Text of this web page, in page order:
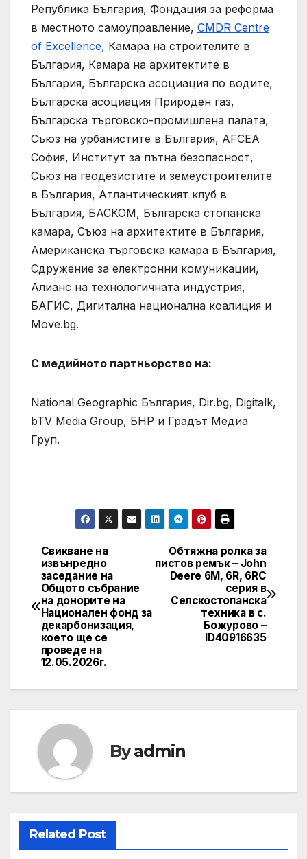
Република България, Фондация за реформа
в местното самоуправление, CMDR Centre
of Excellence, Камара на строителите в
България, Камара на архитектите в
България, Българска асоциация по водите,
Българска асоциация Природен газ,
Българска търговско-промишлена палата,
Съюз на урбанистите в България, AFCEA
София, Институт за пътна безопасност,
Съюз на геодезистите и земеустроителите
в България, Атлантическият клуб в
България, БАСКОМ, Българска стопанска
камара, Съюз на архитектите в България,
Американска търговска камара в България,
Сдружение за електронни комуникации,
Алианс на технологичната индустрия,
БАГИС, Дигитална национална коалиция и
Move.bg.
С медийното партньорство на:
National Geographic България, Dir.bg, Digitalk,
bTV Media Group, БНР и Градът Медиа
Груп.
Post
navigation
Обтяжна ролка за
пистов ремък – John
Deere 6М, 6R, 6RC
серия в
Селскостопанска
техника в с.
Божурово –
ID40916635
Свикване на
извънредно
заседание на
Общото събрание
на донорите на
Национален фонд за
декарбонизация,
което ще се
проведе на
12.05.2026г.
Byadmin
Related Post